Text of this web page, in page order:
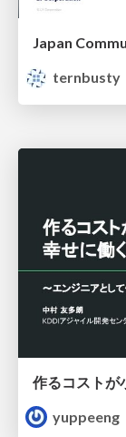
ternbusty
yuppeeng